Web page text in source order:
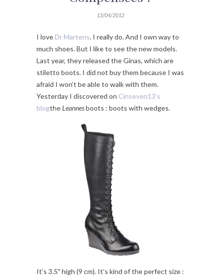
13/04/2012
I love Dr Martens. I really do. And I own way to
much shoes. But I like to see the new models.
Last year, they released the Ginas, which are
stiletto boots. I did not buy them because I was
afraid I won’t be able to walk with them.
Yesterday I discovered on Cinseven13’s
blogtheLeannesboots : boots with wedges.
It’s 3.5″ high (9 cm). It’s kind of the perfect size :